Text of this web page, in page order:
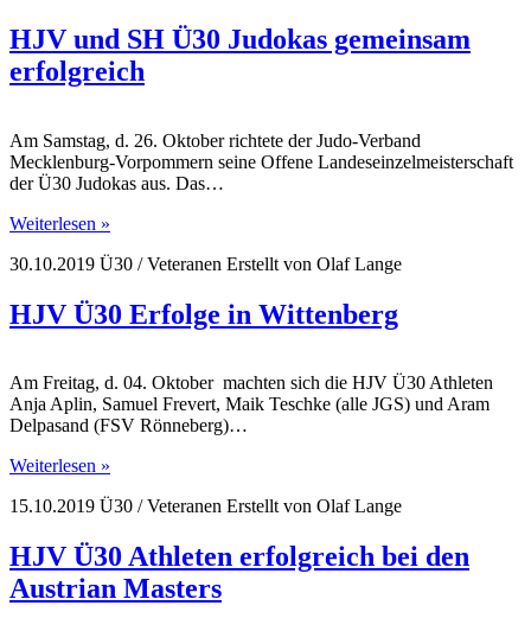
HJV und SH Ü30 Judokas gemeinsam
erfolgreich
Am Samstag, d. 26. Oktober richtete der Judo-Verband
Mecklenburg-Vorpommern seine Offene Landeseinzelmeisterschaft
der Ü30 Judokas aus. Das…
Weiterlesen »
30.10.2019 Ü30 / Veteranen Erstellt von Olaf Lange
HJV Ü30 Erfolge in Wittenberg
Am Freitag, d. 04. Oktober machten sich die HJV Ü30 Athleten
Anja Aplin, Samuel Frevert, Maik Teschke (alle JGS) und Aram
Delpasand (FSV Rönneberg)…
Weiterlesen »
15.10.2019 Ü30 / Veteranen Erstellt von Olaf Lange
HJV Ü30 Athleten erfolgreich bei den
Austrian Masters